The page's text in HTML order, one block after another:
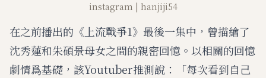
instagram | hanjiji54
在之前播出的《上流戰爭1》最後一集中，曾描繪了
沈秀蓮和朱碩景母女之間的親密回憶。以相關的回憶
劇情爲基礎，該Youtuber推測說：「每次看到自己